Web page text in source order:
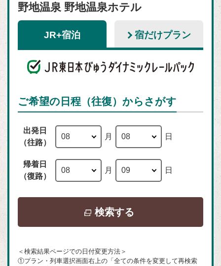
野地温泉 野地温泉ホテル
JR+宿泊 宿だけプラン
ご希望の日程（往復）からさがす
出発日
（往路）
月 日
帰着日
（復路）
月 日
検索する
ウ
ン
＜検索結果ページでの日付変更方法＞
①プラン・列車選択画面右上の「全ての条件を変更して再検索